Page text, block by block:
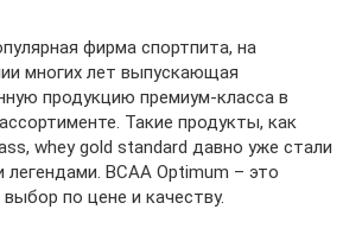
фирма спортпита, на
многих лет выпускающая
продукцию премиум-класса в
Такие продукты, как
whey gold standard давно уже стали
BCAA Optimum – это
по цене и качеству.